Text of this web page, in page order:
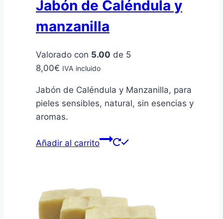
Jabón de Caléndula y
manzanilla
Valorado con 5.00 de 5
8,00€ IVA incluido
Jabón de Caléndula y Manzanilla, para
pieles sensibles, natural, sin esencias y
aromas.
Añadir al carrito